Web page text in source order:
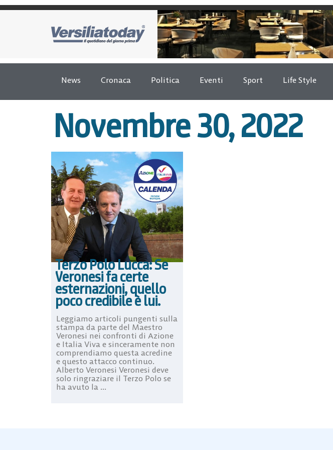
News Cronaca Politica Eventi Sport Life Style
Novembre 30, 2022
Terzo Polo Lucca: Se
Veronesi fa certe
esternazioni, quello
poco credibile è lui.
Leggiamo articoli pungenti sulla
stampa da parte del Maestro
Veronesi nei confronti di Azione
e Italia Viva e sinceramente non
comprendiamo questa acredine
e questo attacco continuo.
Alberto Veronesi Veronesi deve
solo ringraziare il Terzo Polo se
ha avuto la ...